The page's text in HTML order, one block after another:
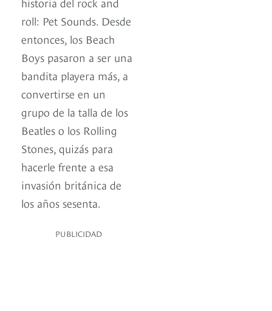
roll: Pet Sounds. Desde
entonces, los Beach
Boys pasaron a ser una
bandita playera más, a
convertirse en un
grupo de la talla de los
Beatles o los Rolling
Stones, quizás para
hacerle frente a esa
invasión británica de
los años sesenta.
PUBLICIDAD